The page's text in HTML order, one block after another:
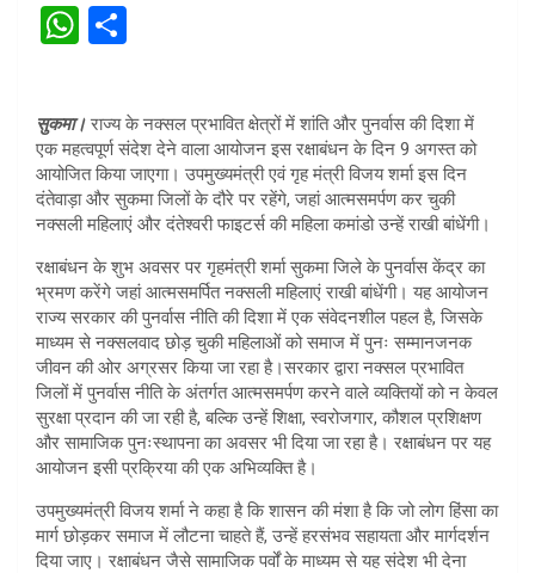
W
s
A
p
p
ar
e
सुकमा।राज्य के नक्सल प्रभावित क्षेत्रों में शांति और पुनर्वास की दिशा में
एक महत्वपूर्ण संदेश देने वाला आयोजन इस रक्षाबंधन के दिन 9 अगस्त को
आयोजित किया जाएगा। उपमुख्यमंत्री एवं गृह मंत्री विजय शर्मा इस दिन
दंतेवाड़ा और सुकमा जिलों के दौरे पर रहेंगे, जहां आत्मसमर्पण कर चुकी
नक्सली महिलाएं और दंतेश्वरी फाइटर्स की महिला कमांडो उन्हें राखी बांधेंगी।
रक्षाबंधन के शुभ अवसर पर गृहमंत्री शर्मा सुकमा जिले के पुनर्वास केंद्र का
भ्रमण करेंगे जहां आत्मसमर्पित नक्सली महिलाएं राखी बांधेंगी। यह आयोजन
राज्य सरकार की पुनर्वास नीति की दिशा में एक संवेदनशील पहल है, जिसके
माध्यम से नक्सलवाद छोड़ चुकी महिलाओं को समाज में पुनः सम्मानजनक
जीवन की ओर अग्रसर किया जा रहा है।सरकार द्वारा नक्सल प्रभावित
जिलों में पुनर्वास नीति के अंतर्गत आत्मसमर्पण करने वाले व्यक्तियों को न केवल
सुरक्षा प्रदान की जा रही है, बल्कि उन्हें शिक्षा, स्वरोजगार, कौशल प्रशिक्षण
और सामाजिक पुनःस्थापना का अवसर भी दिया जा रहा है। रक्षाबंधन पर यह
आयोजन इसी प्रक्रिया की एक अभिव्यक्ति है।
उपमुख्यमंत्री विजय शर्मा ने कहा है कि शासन की मंशा है कि जो लोग हिंसा का
मार्ग छोड़कर समाज में लौटना चाहते हैं, उन्हें हरसंभव सहायता और मार्गदर्शन
दिया जाए। रक्षाबंधन जैसे सामाजिक पर्वों के माध्यम से यह संदेश भी देना